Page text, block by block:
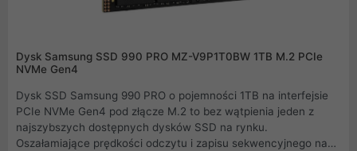
Dysk Samsung SSD 990 PRO MZ-V9P1T0BW 1TB M.2 PCIe
NVMe Gen4
Dysk SSD Samsung 990 PRO o pojemności 1TB na interfejsie
PCIe NVMe Gen4 pod złącze M.2 to bez wątpienia jeden z
najszybszych dostępnych dysków SSD na rynku.
Oszałamiające prędkości odczytu i zapisu sekwencyjnego na